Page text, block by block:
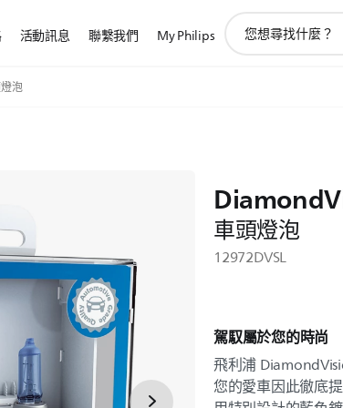
活動訊息 聯繫我們 My Philips
泡
車頭燈泡
12972DVSL
駕馭屬於您的時尚
飛利浦
您的愛車因此徹底